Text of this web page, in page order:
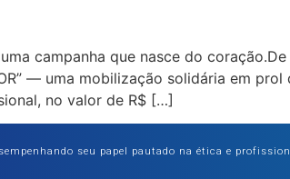
campanha que nasce do
— uma mobilização solidária em
no valor de R$ […]
seu papel pautado na ética e